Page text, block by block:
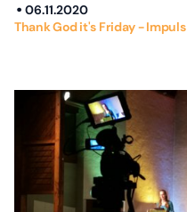
06.11.2020
Thank God it's Friday - Impuls